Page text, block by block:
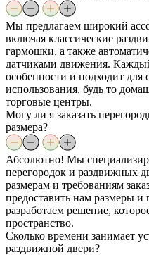
Мы предлагаем широкий
включая классические
гармошки, а также
датчиками движения.
особенности и подходит для
использования, будь то
торговые центры.
Могу ли я заказать
размера?
Абсолютно! Мы
перегородок и раздвижных
размерам и требованиям
предоставить нам размеры
разработаем решение,
пространство.
Сколько времени занимает
раздвижной двери?